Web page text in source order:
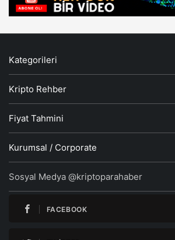
Kategorileri
Kripto Rehber
Fiyat Tahmini
Kurumsal / Corporate
Sosyal Medya @kriptoparahaber
FACEBOOK